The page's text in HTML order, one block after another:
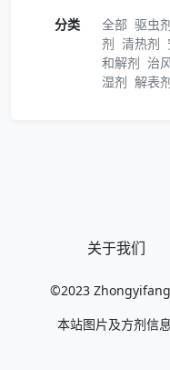
分类
全部 驱虫
剂 清热剂
和解剂 治
湿剂 解表
关于我们
©2023
本站图片及方剂信